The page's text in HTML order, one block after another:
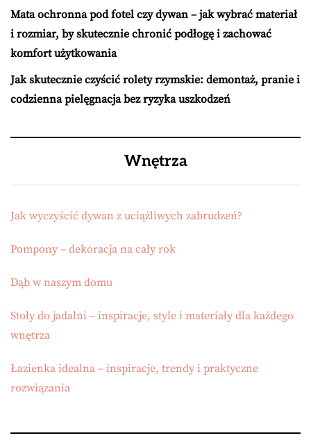
Mata ochronna pod fotel czy dywan – jak wybrać materiał
i rozmiar, by skutecznie chronić podłogę i zachować
komfort użytkowania
Jak skutecznie czyścić rolety rzymskie: demontaż, pranie i
codzienna pielęgnacja bez ryzyka uszkodzeń
Wnętrza
Jak wyczyścić dywan z uciążliwych zabrudzeń?
Pompony – dekoracja na cały rok
Dąb w naszym domu
Stoły do jadalni – inspiracje, style i materiały dla każdego
wnętrza
Łazienka idealna – inspiracje, trendy i praktyczne
rozwiązania